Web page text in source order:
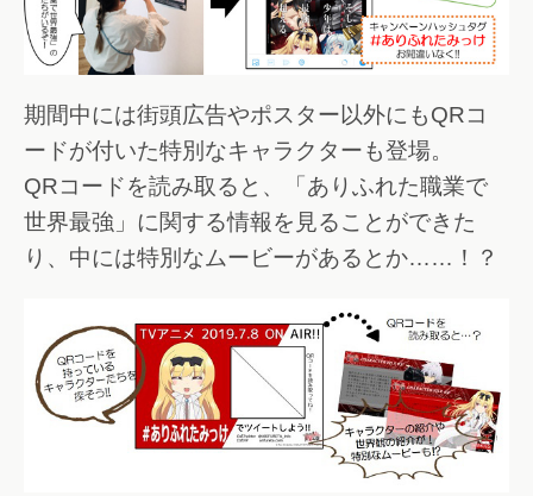
期間中には街頭広告やポスター以外にもQRコ
ードが付いた特別なキャラクターも登場。
QRコードを読み取ると、「ありふれた職業で
世界最強」に関する情報を見ることができた
り、中には特別なムービーがあるとか……！？